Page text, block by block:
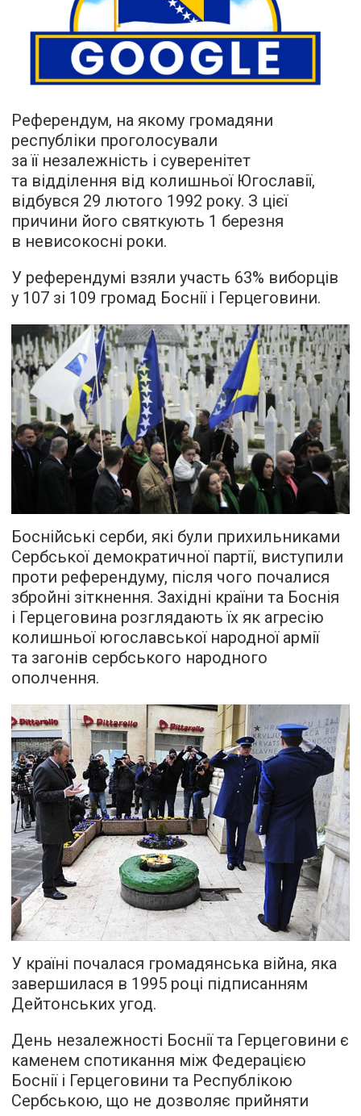
Референдум, на якому громадяни
республіки проголосували
за її незалежність і суверенітет
та відділення від колишньої Югославії,
відбувся 29 лютого 1992 року. З цієї
причини його святкують 1 березня
в невисокосні роки.
У референдумі взяли участь 63% виборців
у 107 зі 109 громад Боснії і Герцеговини.
Боснійські серби, які були прихильниками
Сербської демократичної партії, виступили
проти референдуму, після чого почалися
збройні зіткнення. Західні країни та Боснія
і Герцеговина розглядають їх як агресію
колишньої югославської народної армії
та загонів сербського народного
ополчення.
У країні почалася громадянська війна, яка
завершилася в 1995 році підписанням
Дейтонських угод.
День незалежності Боснії та Герцеговини є
каменем спотикання між Федерацією
Боснії і Герцеговини та Республікою
Сербською, що не дозволяє прийняти